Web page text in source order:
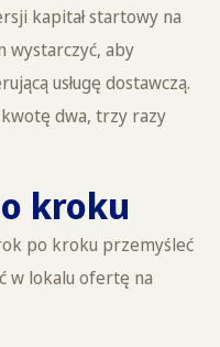
kapitał startowy na
wystarczyć, aby
usługę dostawczą.
dwa, trzy razy
kroku
po kroku przemyśleć
w lokalu ofertę na